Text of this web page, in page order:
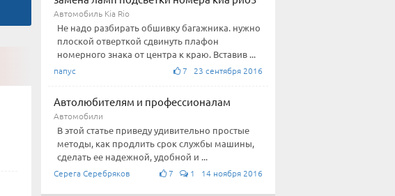
Автомобиль Kia Rio
Не надо разбирать обшивку багажника. нужно
плоской отверткой сдвинуть плафон
номерного знака от центра к краю. Вставив ...
папус 7 23 сентября 2016
Автолюбителям и профессионалам
Автомобили
В этой статье приведу удивительно простые
методы, как продлить срок службы машины,
сделать ее надежной, удобной и ...
Серега Серебряков 7 1 14 ноября 2016